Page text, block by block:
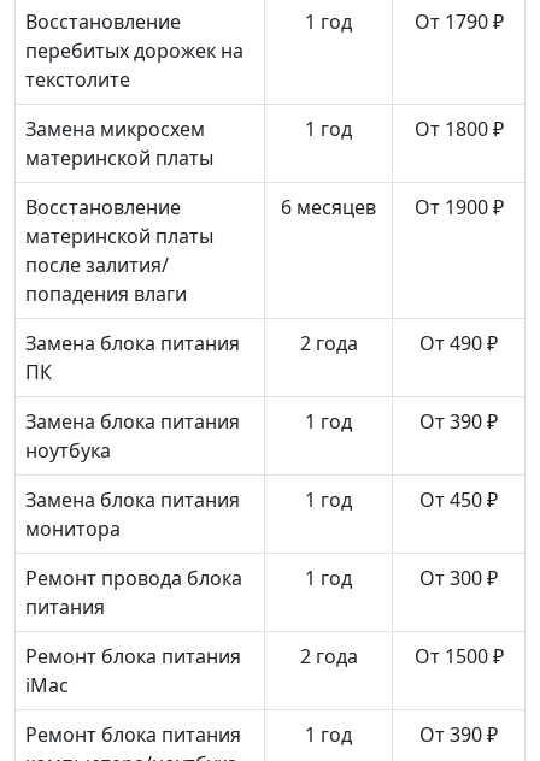
Восстановление
перебитых дорожек на
текстолите
1 год От 1790 ₽
Замена микросхем
материнской платы
1 год От 1800 ₽
Восстановление
материнской платы
после залития/
попадения влаги
6 месяцев От 1900 ₽
Замена блока питания
ПК
2 года От 490 ₽
Замена блока питания
ноутбука
1 год От 390 ₽
Замена блока питания
монитора
1 год От 450 ₽
Ремонт провода блока
питания
1 год От 300 ₽
Ремонт блока питания
iMac
2 года От 1500 ₽
Ремонт блока питания
1 год От 390 ₽